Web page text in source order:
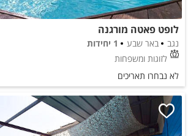
לופט פאטה מורגנה
נגב באר שבע
1 יחידות
לזוגות ומשפחות
לא נבחרו תאריכים